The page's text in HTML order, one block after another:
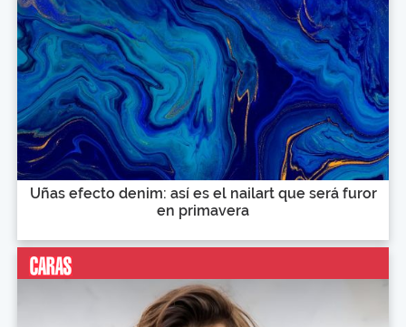
Uñas efecto denim: así es el nailart que será furor
en primavera